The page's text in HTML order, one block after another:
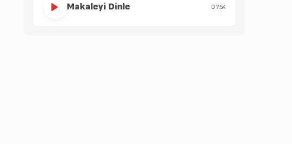
Makaleyi Dinle 07:54